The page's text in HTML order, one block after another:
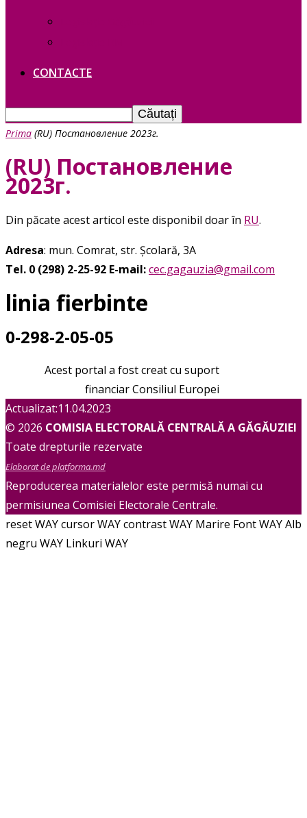
CONTACTE
Prima (RU) Постановление 2023г.
(RU) Постановление
2023г.
Din păcate acest articol este disponibil doar în RU.
Adresa: mun. Comrat, str. Școlară, 3A
Tel. 0 (298) 2-25-92 E-mail:cec.gagauzia@gmail.com
linia fierbinte
0-298-2-05-05
Acest portal a fost creat cu suport
financiar Consiliul Europei
Actualizat:11.04.2023
© 2026 COMISIA ELECTORALĂ CENTRALĂ A GĂGĂUZIEI
Toate drepturile rezervate
Elaborat de platforma.md
Reproducerea materialelor este permisă numai cu
permisiunea Comisiei Electorale Centrale.
reset WAYcursor WAYcontrast WAY Marire Font WAYAlb
negru WAY Linkuri WAY